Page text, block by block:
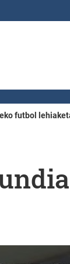
futbol